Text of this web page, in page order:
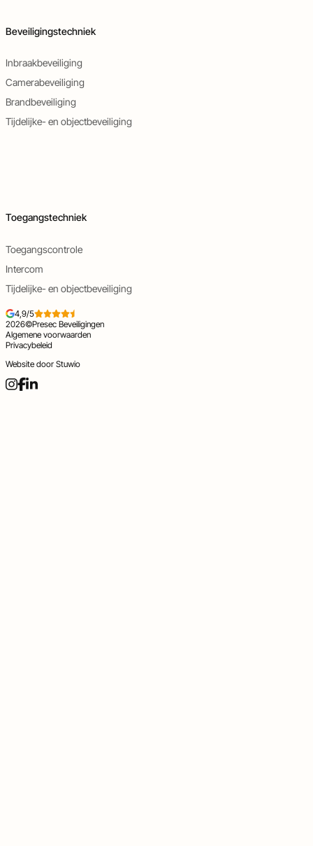
Beveiligingstechniek
Inbraakbeveiliging
Camerabeveiliging
Brandbeveiliging
Tijdelijke- en objectbeveiliging
Toegangstechniek
Toegangscontrole
Intercom
Tijdelijke- en objectbeveiliging
4,9/5
2026©Presec Beveiligingen
Algemene voorwaarden
Privacybeleid
Website doorStuwio